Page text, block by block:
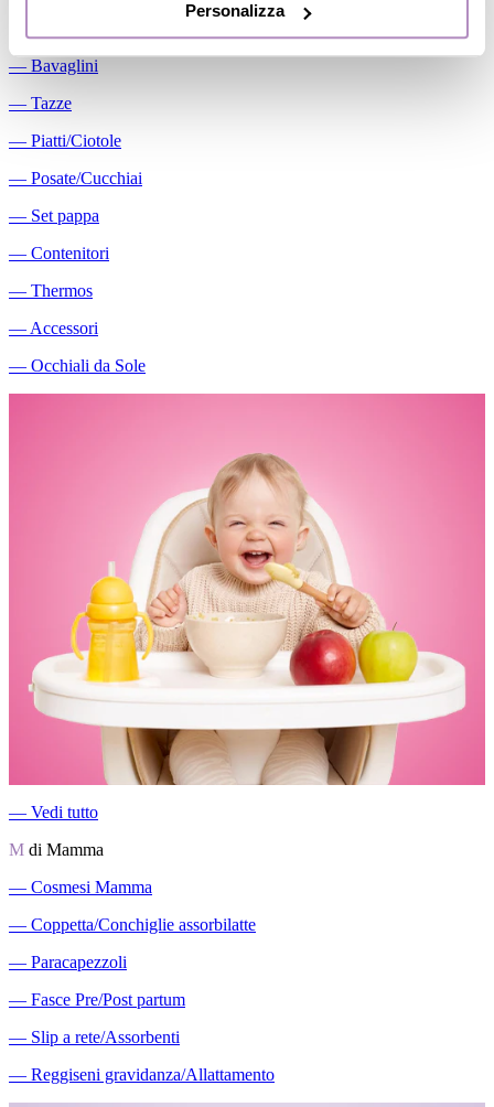
Personalizza
― Bavaglini
― Tazze
― Piatti/Ciotole
― Posate/Cucchiai
― Set pappa
― Contenitori
― Thermos
― Accessori
― Occhiali da Sole
― Vedi tutto
M di Mamma
― Cosmesi Mamma
― Coppetta/Conchiglie assorbilatte
― Paracapezzoli
― Fasce Pre/Post partum
― Slip a rete/Assorbenti
― Reggiseni gravidanza/Allattamento